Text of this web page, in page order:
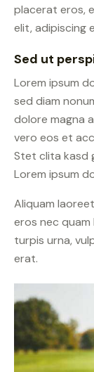
placerat eros,
elit, adipiscing
Sed ut
Lorem ipsum
sed diam
dolore magna
vero eos et
Stet clita kasd
Lorem ipsum
Aliquam
eros nec
turpis urna,
erat.